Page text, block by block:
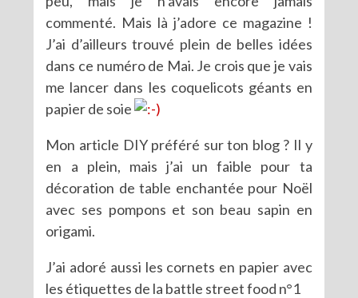
commenté. Mais là j’adore ce magazine !
J’ai d’ailleurs trouvé plein de belles idées
dans ce numéro de Mai. Je crois que je vais
me lancer dans les coquelicots géants en
papier de soie
Mon article DIY préféré sur ton blog ? Il y
en a plein, mais j’ai un faible pour ta
décoration de table enchantée pour Noël
avec ses pompons et son beau sapin en
origami.
J’ai adoré aussi les cornets en papier avec
les étiquettes de la battle street food n°1